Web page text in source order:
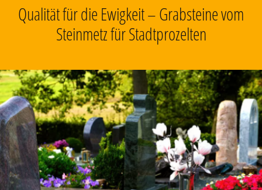
Qualität für die Ewigkeit – Grabsteine vom
Steinmetz für Stadtprozelten